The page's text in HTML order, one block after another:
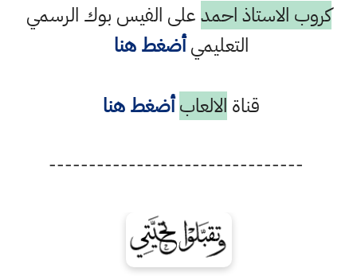
كروب الاستاذ احمدعلى الفيس بوك الرسمي
التعليميأضغط هنا
قناة الالعاب أضغط هنا
--------------------------------